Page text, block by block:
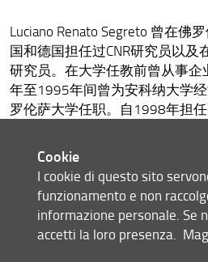
Luciano Renato Segreto 曾在佛
国和德国担任过CNR研究员以
研究员。在大学任教前曾从事
年至1995年间曾为安科纳大学
罗伦萨大学任职。自1998年担
Erasmus交换生项目和多所中国
研讨会工作。他是“Studi storici”
志，“Revista de Historia
工业史》杂志的学科委员会成员
dell’Archivio storico della Banca
历史资料册》编辑委员会成员，
Cookie
I cookie di questo sito
funzionamento e non
informazione personale. Se
accetti la loro presenza.